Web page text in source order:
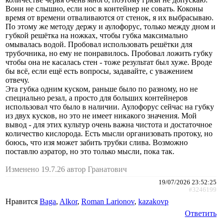
Вони не слышно, если нос в контейнер не совать. Коконы
время от времени отваливаются от стенок, я их выбрасываю.
По этому же методу держу и аулофорус, только между дном и
губкой решётка на ножках, чтобы губка максимально
омывалась водой. Пробовал использовать решётки для
трубочника, но ему не понравилось. Пробовал ложить губку
чтобы она не касалась стен - тоже результат был хуже. Вроде
бы всё, если ещё есть вопросы, задавайте, с уважением
отвечу.
Эта губка одним куском, раньше было по разному, но не
специально резал, а просто для больших контейнеров
использовал что было в наличии. Аулофорус сейчас на губку
из двух кусков, но это не имеет никакого значения. Мой
вывод - для этих культур очень важна чистота и достаточное
количество кислорода. Есть мысли организовать протоку, но
боюсь, что изя может забить трубки слива. Возможно
поставлю аэратор, но это только мысли, пока так.
Изменено 19.7.26 автор Гранатович
19/07/2026 23:52:25
#3246199
Нравится Baga, Alkor, Roman Larionov, kazakovp
Ответить